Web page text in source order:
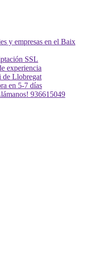
y empresas en el Baix
SSL
experiencia
de Llobregat
en 5-7 días
936615049